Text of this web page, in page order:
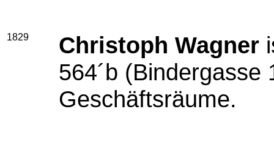
1829 Christoph Wagner
564´b
Geschäftsräume.